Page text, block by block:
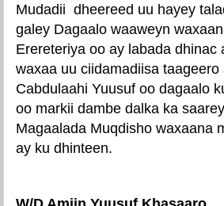
Mudadii dheereed uu hayey
galey Dagaalo waaweyn
Erereteriya oo ay labada
waxaa uu ciidamadiisa
Cabdulaahi Yuusuf oo dagaalo
oo markii dambe dalka ka
Magaalada Muqdisho waxaana
ay ku dhinteen.